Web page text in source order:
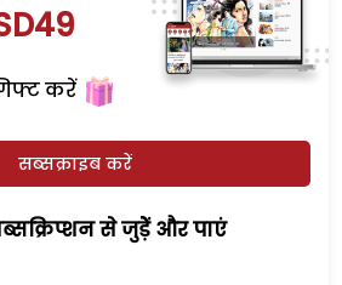
करें
सब्सक्राइब करें
से जुड़ेें और पाएं